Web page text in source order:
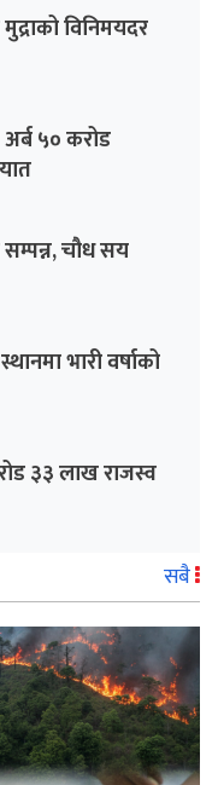
विनिमयदर
५० करोड
चौध सय
भारी वर्षाको
३३ लाख राजस्व
सबै